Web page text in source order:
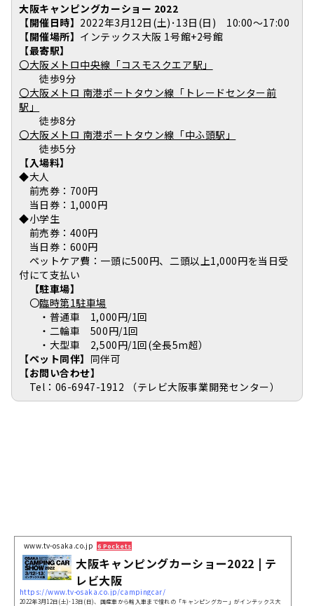
大阪キャンピングカーショー 2022
【開催日時】 2022年3月12日(土)･13日(日) 10:00～17:00
【開催場所】 インテックス大阪 1号館+2号館
【最寄駅】
〇大阪メトロ中央線「コスモスクエア駅」
徒歩9分
〇大阪メトロ 南港ポートタウン線「トレードセンター前
駅」
徒歩8分
〇大阪メトロ 南港ポートタウン線「中ふ頭駅」
徒歩5分
【入場料】
◆大人
前売券：700円
当日券：1,000円
◆小学生
前売券：400円
当日券：600円
ペットケア費：一頭に500円、二頭以上1,000円を当日受
付にて支払い
【駐車場】
〇臨時第1駐車場
・普通車 1,000円/1回
・二輪車 500円/1回
・大型車 2,500円/1回(全長5m超）
【ペット同伴】 同伴可
【お問い合わせ】
Tel：06-6947-1912 （テレビ大阪事業開発センター）
www.tv-osaka.co.jp 6 Pockets
大阪キャンピングカーショー2022 | テ
レビ大阪
https://www.tv-osaka.co.jp/campingcar/
2022年3月12日(土)･13日(日)、国産車から輸入車まで憧れの「キャンピングカー」がインテックス大